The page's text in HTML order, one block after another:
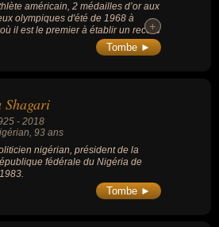
américain, 2 médailles d’or aux
olympiques d'été de 1968 à
il est le premier à établir un record
sur 400 mètres en moins de 44
(43 s 86), lequel tiendra durant 20
+
+
Tombe ►
Shagari
- 2018
, 93 ans
nigérian, président de la
fédérale du Nigéria de
Tombe ►